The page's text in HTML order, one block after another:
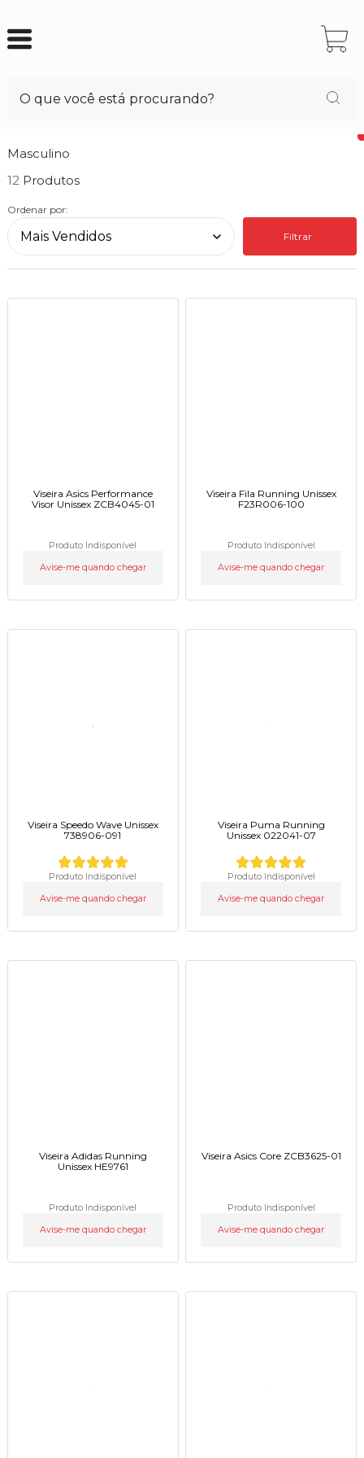
Masculino
12
Ordenar por:
Filtrar
Viseira Asics Performance
Visor Unissex ZCB4045-01
Produto Indisponível
Avise-me quando chegar
Viseira Fila Running Unissex
F23R006-100
Produto Indisponível
Avise-me quando chegar
Viseira Speedo Wave Unissex
738906-091
Produto Indisponível
Avise-me quando chegar
Viseira Puma Running
Unissex 022041-07
Produto Indisponível
Avise-me quando chegar
Viseira Adidas Running
Unissex HE9761
Produto Indisponível
Avise-me quando chegar
Viseira Asics Core ZCB3625-01
Produto Indisponível
Avise-me quando chegar